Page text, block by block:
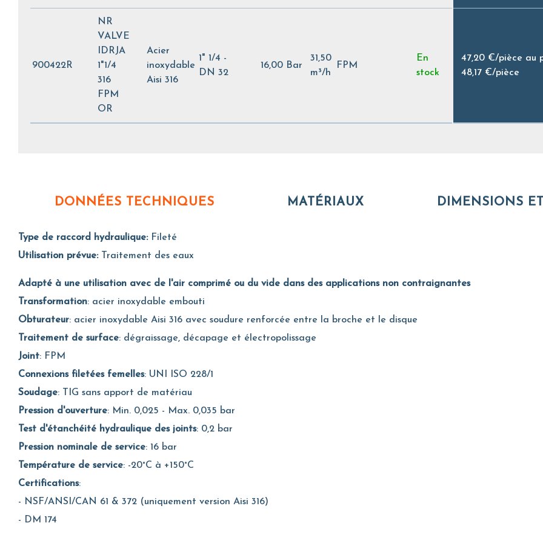
900422R
NR
VALVE
IDRJA
1"1/4
316
FPM
OR
Acier
inoxydable
Aisi 316
1" 1/4 -
DN 32
16,00 Bar
31,50
m³/h
FPM
En
stock
47,20 €/pièce au
48,17 €/pièce
DONNÉES TECHNIQUES MATÉRIAUX DIMENSIONS
Type de raccord hydraulique: Fileté
Utilisation prévue: Traitement des eaux
Adapté à une utilisation avec de l'air comprimé ou du vide dans des applications non contraignantes
Transformation: acier inoxydable embouti
Obturateur: acier inoxydable Aisi 316 avec soudure renforcée entre la broche et le disque
Traitement de surface: dégraissage, décapage et électropolissage
Joint: FPM
Connexions filetées femelles: UNI ISO 228/1
Soudage: TIG sans apport de matériau
Pression d'ouverture: Min. 0,025 - Max. 0,035 bar
Test d'étanchéité hydraulique des joints: 0,2 bar
Pression nominale de service: 16 bar
Température de service: -20°C à +150°C
Certifications:
- NSF/ANSI/CAN 61 & 372 (uniquement version Aisi 316)
- DM 174